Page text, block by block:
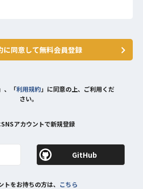
に同意して無料会員登録
、「利用規約」に同意の上、ご利用くだ
さい。
SNSアカウントで新規登録
GitHub
トをお持ちの方は、 こちら